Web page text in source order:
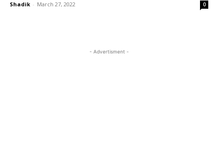
Shadik - March 27, 2022 0
- Advertisment -